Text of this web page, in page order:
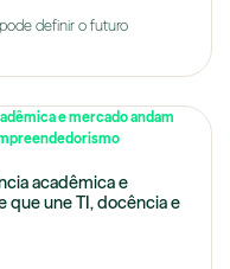
definir o futuro
acadêmica e
que une TI, docência e